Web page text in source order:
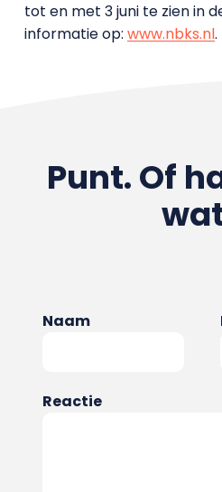
tot en met 3 juni te zien in
informatie op: www.nbks.nl.
Punt. Of
Naam
Reactie